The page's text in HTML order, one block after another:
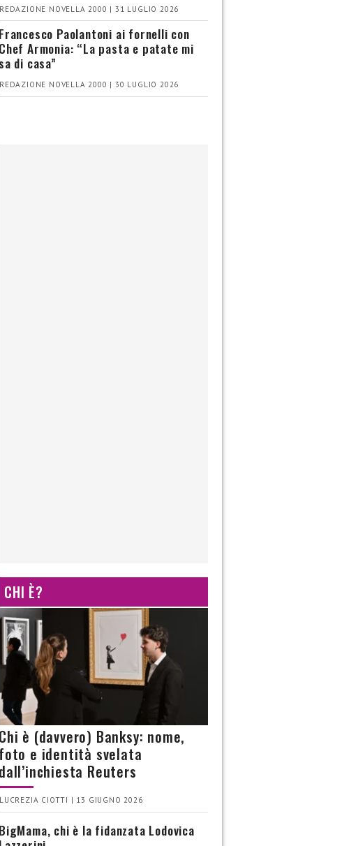
REDAZIONE NOVELLA 2000 | 31 LUGLIO 2026
Francesco Paolantoni ai fornelli con
Chef Armonia: “La pasta e patate mi
sa di casa”
REDAZIONE NOVELLA 2000 | 30 LUGLIO 2026
CHI È?
Chi è (davvero) Banksy: nome,
foto e identità svelata
dall’inchiesta Reuters
LUCREZIA CIOTTI | 13 GIUGNO 2026
BigMama, chi è la fidanzata Lodovica